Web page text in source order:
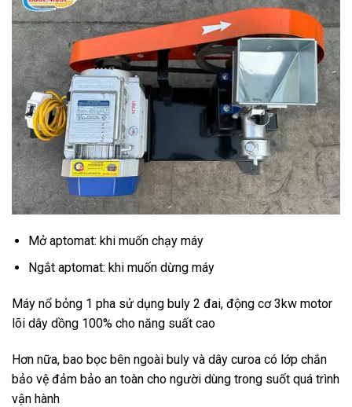
Mở aptomat: khi muốn chạy máy
Ngắt aptomat: khi muốn dừng máy
Máy nổ bỏng 1 pha sử dụng buly 2 đai, động cơ 3kw motor
lõi dây dồng 100% cho năng suất cao
Hơn nữa, bao bọc bên ngoài buly và dây curoa có lớp chắn
bảo vệ đảm bảo an toàn cho người dùng trong suốt quá trình
vận hành